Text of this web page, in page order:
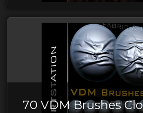
70 VDM Brushes